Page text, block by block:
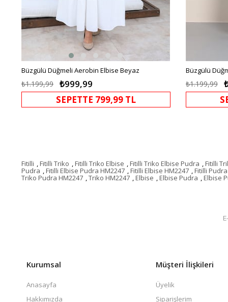
Büzgülü Düğmeli Aerobin Elbise Beyaz
₺999,99
₺1.199,99
SEPETTE 799,99 TL
Büzgülü
₺1.199,99
Fitilli ,Fitilli Triko ,Fitilli Triko Elbise ,Fitilli Triko Elbise Pudra ,Fitilli
Pudra ,Fitilli Elbise Pudra HM2247 ,Fitilli Elbise HM2247 ,Fitilli Pudra
Triko Pudra HM2247 ,Triko HM2247 ,Elbise ,Elbise Pudra ,Elbise
Kurumsal
Anasayfa
Hakkımızda
Müşteri İlişkileri
Üyelik
Siparişlerim